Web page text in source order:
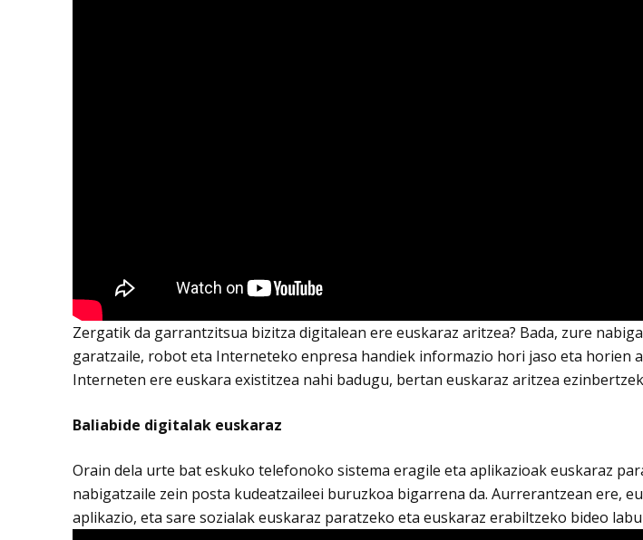
Zergatik da garrantzitsua bizitza digitalean ere euskaraz aritzea? Bada, zure
garatzaile, robot eta Interneteko enpresa handiek informazio hori jaso eta horien
Interneten ere euskara existitzea nahi badugu, bertan euskaraz aritzea
Baliabide digitalak euskaraz
Orain dela urte bat eskuko telefonoko sistema eragile eta aplikazioak euskaraz
nabigatzaile zein posta kudeatzaileei buruzkoa bigarrena da. Aurrerantzean ere,
aplikazio, eta sare sozialak euskaraz paratzeko eta euskaraz erabiltzeko bideo